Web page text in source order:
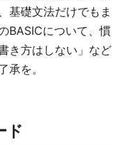
基礎文法だけでもま
BASICについて、慣
き方はしない」など
承を。
ド